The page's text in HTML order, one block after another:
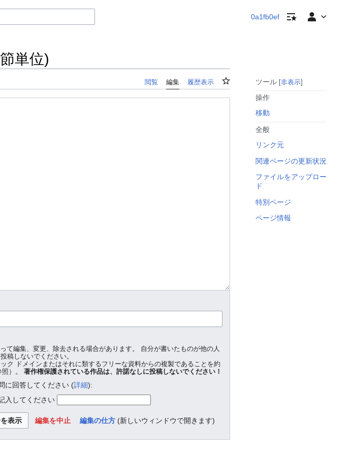
0a1fb0ef ウォッチリスト
個人用ツール
単位)
閲覧 編集 履歴表示 ウォッチ ツール 非表示
操作
移動
全般
リンク元
関連ページの更新状況
ファイルをアップロー
ド
特別ページ
ページ情報
て編集、変更、除去される場合があります。 自分が書いたものが他の人
稿しないでください。
ク ドメインまたはそれに類するフリーな資料からの複製であることを約
照）。 著作権保護されている作品は、許諾なしに投稿しないでください！
に回答してください (詳細):
入してください
編集を中止 編集の仕方 (新しいウィンドウで開きます)